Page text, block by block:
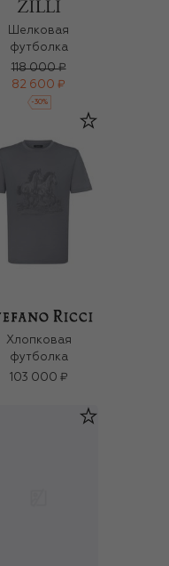
Шелковая
футболка
118 000 ₽
82 600 ₽
-30%
Хлопковая
футболка
103 000 ₽